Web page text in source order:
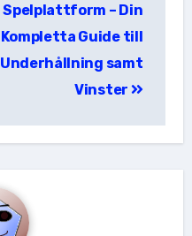
Spelplattform – Din
Kompletta Guide till
Underhållning samt
Vinster